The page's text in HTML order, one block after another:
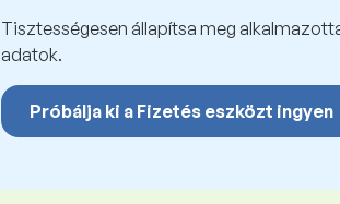
Tisztességesen állapítsa meg
adatok.
Próbálja ki a Fizetés eszközt ingyen